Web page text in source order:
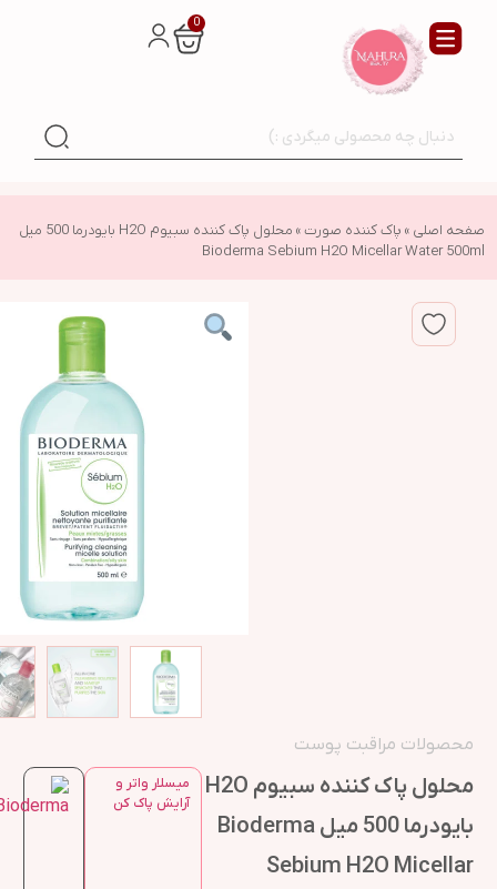
0
صفحه اصلی » پاک کننده صورت»
محلول پاک کننده سبیوم H2O بایودرما 500 میل
Bioderma Sebium H2O Micellar Water 500ml
محصولات مراقبت پوست
محلول پاک کننده سبیوم H2O
بایودرما 500 میل Bioderma
Sebium H2O Micellar
میسلار واتر و
آرایش پاک کن